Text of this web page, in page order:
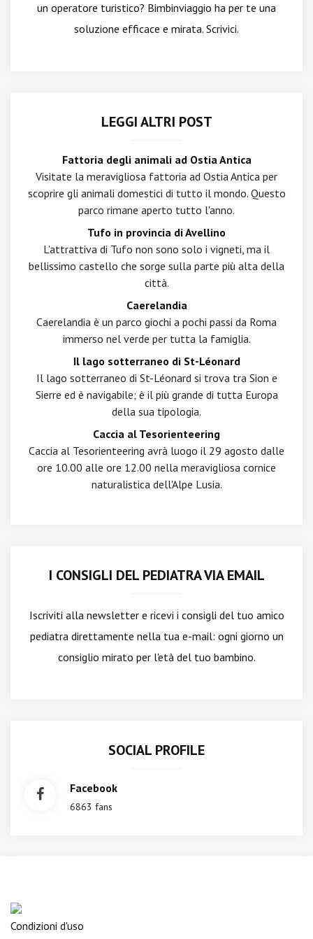
un operatore turistico? Bimbinviaggio ha per te una
soluzione efficace e mirata. Scrivici.
LEGGI ALTRI POST
Fattoria degli animali ad Ostia Antica
Visitate la meravigliosa fattoria ad Ostia Antica per
scoprire gli animali domestici di tutto il mondo. Questo
parco rimane aperto tutto l'anno.
Tufo in provincia di Avellino
L'attrattiva di Tufo non sono solo i vigneti, ma il
bellissimo castello che sorge sulla parte più alta della
città.
Caerelandia
Caerelandia è un parco giochi a pochi passi da Roma
immerso nel verde per tutta la famiglia.
Il lago sotterraneo di St-Léonard
Il lago sotterraneo di St-Léonard si trova tra Sion e
Sierre ed è navigabile; è il più grande di tutta Europa
della sua tipologia.
Caccia al Tesorienteering
Caccia al Tesorienteering avrà luogo il 29 agosto dalle
ore 10.00 alle ore 12.00 nella meravigliosa cornice
naturalistica dell'Alpe Lusia.
I CONSIGLI DEL PEDIATRA VIA EMAIL
Iscriviti alla newslettere ricevi i consigli del tuo amico
pediatra direttamente nella tua e-mail: ogni giorno un
consiglio mirato per l'età del tuo bambino.
SOCIAL PROFILE
Facebook
6863 fans
Condizioni d'uso